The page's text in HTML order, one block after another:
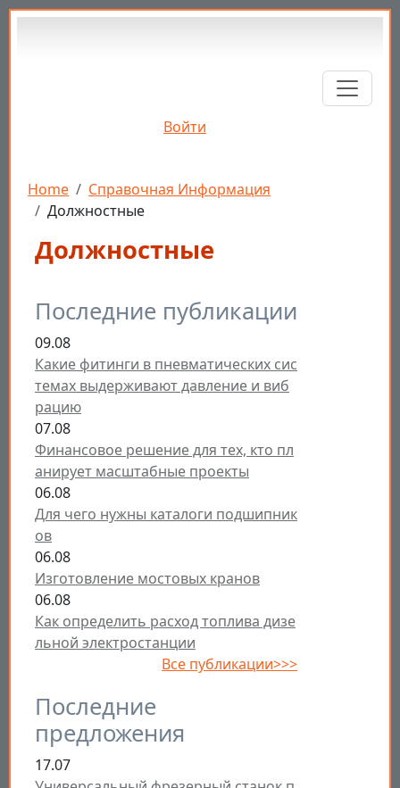
Перейти к основному содержанию
Войти
Строка навигации
Home
Справочная Информация
Должностные
Последние публикации
09.08
Какие фитинги в пневматических сис
темах выдерживают давление и виб
рацию
07.08
Финансовое решение для тех, кто пл
анирует масштабные проекты
06.08
Для чего нужны каталоги подшипник
ов
06.08
Изготовление мостовых кранов
06.08
Как определить расход топлива дизе
льной электростанции
Все публикации>>>
Последние
предложения
17.07
Должностные